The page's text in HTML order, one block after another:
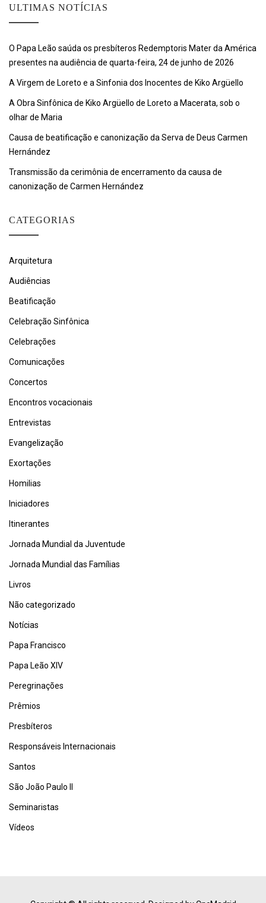
ULTIMAS NOTÍCIAS
O Papa Leão saúda os presbíteros Redemptoris Mater da América
presentes na audiência de quarta-feira, 24 de junho de 2026
A Virgem de Loreto e a Sinfonia dos Inocentes de Kiko Argüello
A Obra Sinfônica de Kiko Argüello de Loreto a Macerata, sob o
olhar de Maria
Causa de beatificação e canonização da Serva de Deus Carmen
Hernández
Transmissão da cerimônia de encerramento da causa de
canonização de Carmen Hernández
CATEGORIAS
Arquitetura
Audiências
Beatificação
Celebração Sinfônica
Celebrações
Comunicações
Concertos
Encontros vocacionais
Entrevistas
Evangelização
Exortações
Homilias
Iniciadores
Itinerantes
Jornada Mundial da Juventude
Jornada Mundial das Famílias
Livros
Não categorizado
Notícias
Papa Francisco
Papa Leão XIV
Peregrinações
Prêmios
Presbíteros
Responsáveis Internacionais
Santos
São João Paulo II
Seminaristas
Vídeos